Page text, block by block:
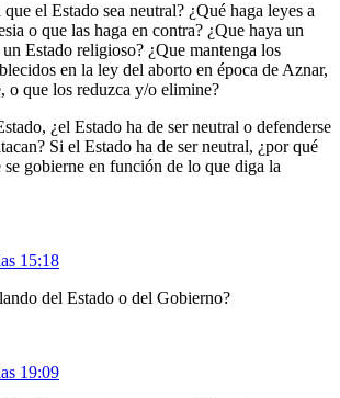
el Estado sea neutral? ¿Qué haga leyes a
o que las haga en contra? ¿Que haya un
Estado religioso? ¿Que mantenga los
en la ley del aborto en época de Aznar,
o que los reduzca y/o elimine?
¿el Estado ha de ser neutral o defenderse
Si el Estado ha de ser neutral, ¿por qué
se gobierne en función de lo que diga la
15:18
del Estado o del Gobierno?
19:09